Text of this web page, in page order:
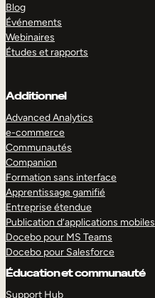
Blog
Événements
Webinaires
Études et rapports
Additionnel
Advanced Analytics
e-commerce
Communautés
Companion
Formation sans interface
Apprentissage gamifié
Entreprise étendue
Publication d’applications mobiles
Docebo pour MS Teams
Docebo pour Salesforce
Éducation et communauté
Support Hub